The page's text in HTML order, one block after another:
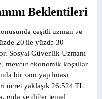
Beklentileri
çeşitli uzman ve
20 ile yüzde 30
Sosyal Güvenlik Uzmanı
mevcut ekonomik koşullar
bir zam yapılması
ücret yaklaşık 26.524 TL
gıda ve diğer temel